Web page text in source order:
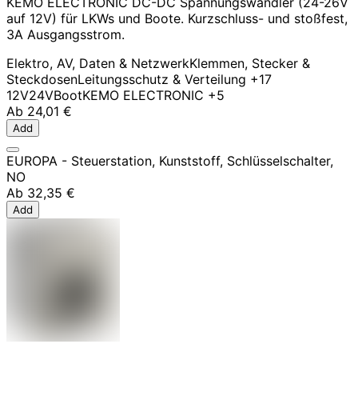
auf 12V) für LKWs und Boote. Kurzschluss- und stoßfest,
3A Ausgangsstrom.
Elektro, AV, Daten & NetzwerkKlemmen, Stecker &
SteckdosenLeitungsschutz & Verteilung +17
12V24VBootKEMO ELECTRONIC +5
Ab 24,01 €
Add
EUROPA - Steuerstation, Kunststoff, Schlüsselschalter,
NO
Ab 32,35 €
Add